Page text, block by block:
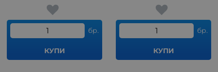
бр.
КУПИ
бр.
КУПИ